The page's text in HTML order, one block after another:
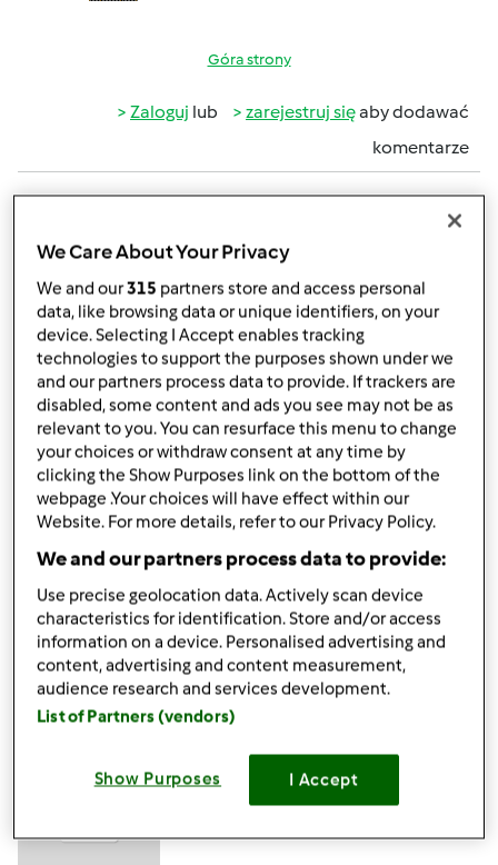
Góra strony
Zaloguj lub zarejestruj sięaby dodawać
komentarze
magi1 (niezweryfikowany)
wt., 07/17/2012 - 15:43
#4
Świetnie bardzo się cieszę, że jest nowy konkurs. Muszę się
wziąść za gotowanie choć ostatnio nie mam za dużo
czasu bo mamy remoncik w domku. Ale będę zaglądać i
na Was głosować
Góra strony
Zalogujlub zarejestruj sięaby dodawać
komentarze
Karolinad2
We Care About Your Privacy
We and our315 partners store and access personal
data, like browsing data or unique identifiers, on your
device. Selecting I Accept enables tracking
technologies to support the purposes shown under we
and our partners process data to provide. If trackers are
disabled, some content and ads you see may not be as
relevant to you. You can resurface this menu to change
your choices or withdraw consent at any time by
clicking the Show Purposes link on the bottom of the
webpage .Your choices will have effect within our
Website. For more details, refer to our Privacy Policy.
We and our partners process data to provide:
Use precise geolocation data. Actively scan device
characteristics for identification. Store and/or access
information on a device. Personalised advertising and
content, advertising and content measurement,
audience research and services development.
List of Partners (vendors)
Show Purposes I Accept